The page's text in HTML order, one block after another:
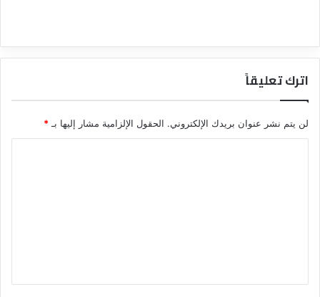
اترك تعليقاً
لن يتم نشر عنوان بريدك الإلكتروني. الحقول الإلزامية مشار إليها بـ*